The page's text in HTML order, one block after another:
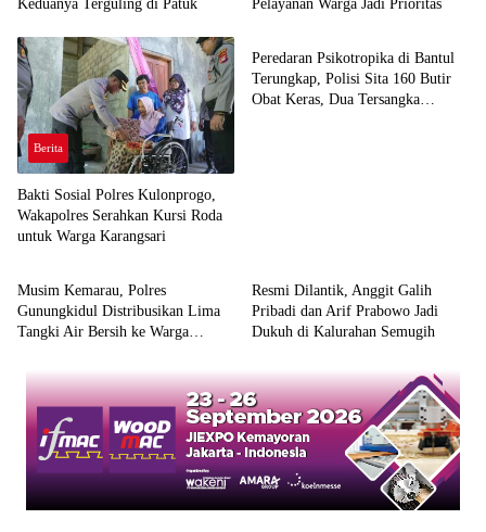
Keduanya Terguling di Patuk Pelayanan Warga Jadi Prioritas
Berita
Bakti Sosial Polres Kulonprogo,
Wakapolres Serahkan Kursi Roda
untuk Warga Karangsari
Berita
Peredaran Psikotropika di Bantul
Terungkap, Polisi Sita 160 Butir
Obat Keras, Dua Tersangka
Berita
Musim Kemarau, Polres
Gunungkidul Distribusikan Lima
Tangki Air Bersih ke Warga
Resmi Dilantik, Anggit Galih
Pribadi dan Arif Prabowo Jadi
Dukuh di Kalurahan Semugih